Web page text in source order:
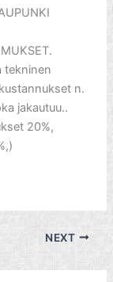
tekninen
n.
jakautuu..
20%,
NEXT